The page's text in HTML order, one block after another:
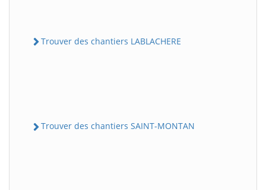
Trouver des chantiers LABLACHERE
Trouver des chantiers SAINT-MONTAN